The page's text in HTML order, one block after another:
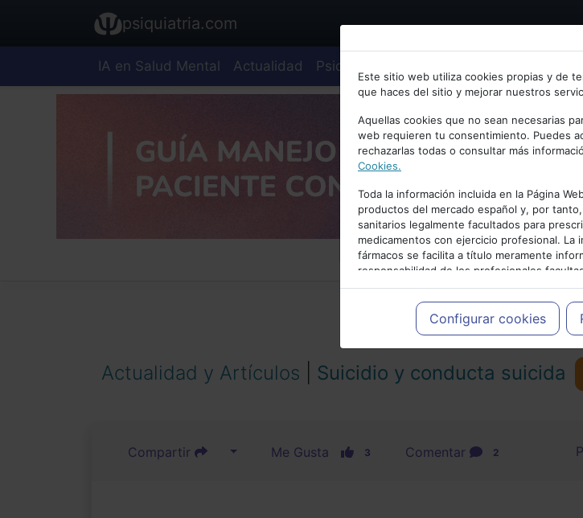
Bienvenid@ a psiquiatria.com
Escribe tu Email
Accede o regístrate con tu email.
psiquiatria.com
IA en Salud Mental Actualidad Psiquiatría
Este sitio web utiliza cookies propias y de
que haces del sitio y mejorar nuestros
Aquellas cookies que no sean necesarias
web requieren tu consentimiento. Puedes
rechazarlas todas o consultar más
Cookies.
Toda la información incluida en la Página
productos del mercado español y, por
sanitarios legalmente facultados para
medicamentos con ejercicio profesional. La
fármacos se facilita a título meramente
responsabilidad de los profesionales
medicamentos y decidir, en cada caso
adecuado a las necesidades del paciente.
Configurar cookies
PUBLICIDAD
Actualidad y Artículos Suicidio y conducta suicida
Compartir Me Gusta 3 Comentar 2